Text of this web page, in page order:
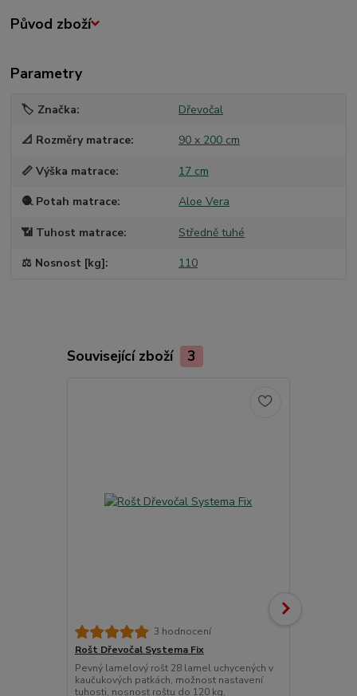
Původ zboží
Parametry
🏷️ Značka Dřevočal
📐 Rozměry matrace 90 x 200 cm
📏 Výška matrace 17 cm
🧶 Potah matrace Aloe Vera
📶 Tuhost matrace Středně tuhé
⚖️ Nosnost [kg] 110
Související zboží 3
3 hodnocení
Rošt Dřevočal Systema Fix
Pevný lamelový rošt 28 lamel uchycených v
kaučukových patkách, možnost nastavení
tuhosti, nosnost roštu do 120 kg,